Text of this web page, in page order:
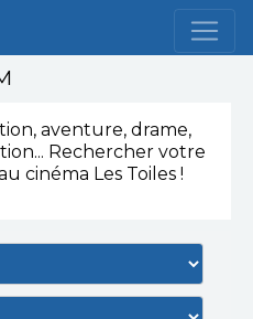
aventure, drame,
Rechercher votre
cinéma Les Toiles !